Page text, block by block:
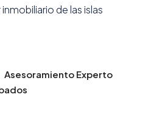
de las islas
Asesoramiento Experto